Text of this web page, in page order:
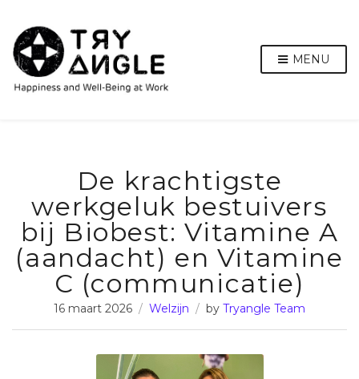
MENU
De krachtigste
werkgeluk bestuivers
bij Biobest: Vitamine A
(aandacht) en Vitamine
C (communicatie)
16 maart 2026 Welzijn by Tryangle Team